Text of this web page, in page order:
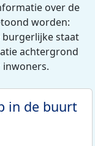
over de
worden:
burgerlijke staat
achtergrond
inwoners.
in de buurt